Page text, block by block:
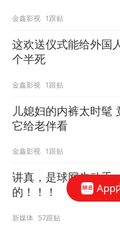
金鑫影视 1跟贴
这欢送仪式能给外国
个半死
金鑫影视 1跟贴
儿媳妇的内裤太时髦
它给老伴看
金鑫影视 1跟贴
讲真，是球网先动手
的！！！
新媒体 57跟贴
App